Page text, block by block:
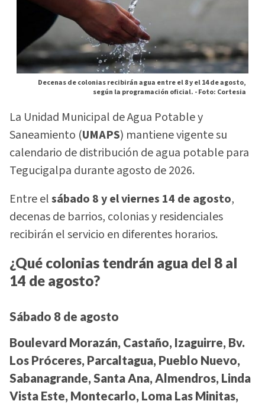
Decenas de colonias recibirán agua entre el 8 y el 14 de agosto,
según la programación oficial. -Foto: Cortesia
La Unidad Municipal de Agua Potable y
Saneamiento (UMAPS) mantiene vigente su
calendario de distribución de agua potable para
Tegucigalpa durante agosto de 2026.
Entre elsábado 8 y el viernes 14 de agosto,
decenas de barrios, colonias y residenciales
recibirán el servicio en diferentes horarios.
¿Qué colonias tendrán agua del 8 al
14 de agosto?
Sábado 8 de agosto
Boulevard Morazán, Castaño, Izaguirre, Bv.
Los Próceres, Parcaltagua, Pueblo Nuevo,
Sabanagrande, Santa Ana, Almendros, Linda
Vista Este, Montecarlo, Loma Las Minitas,